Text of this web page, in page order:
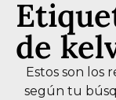
de
Estos son los
según tu